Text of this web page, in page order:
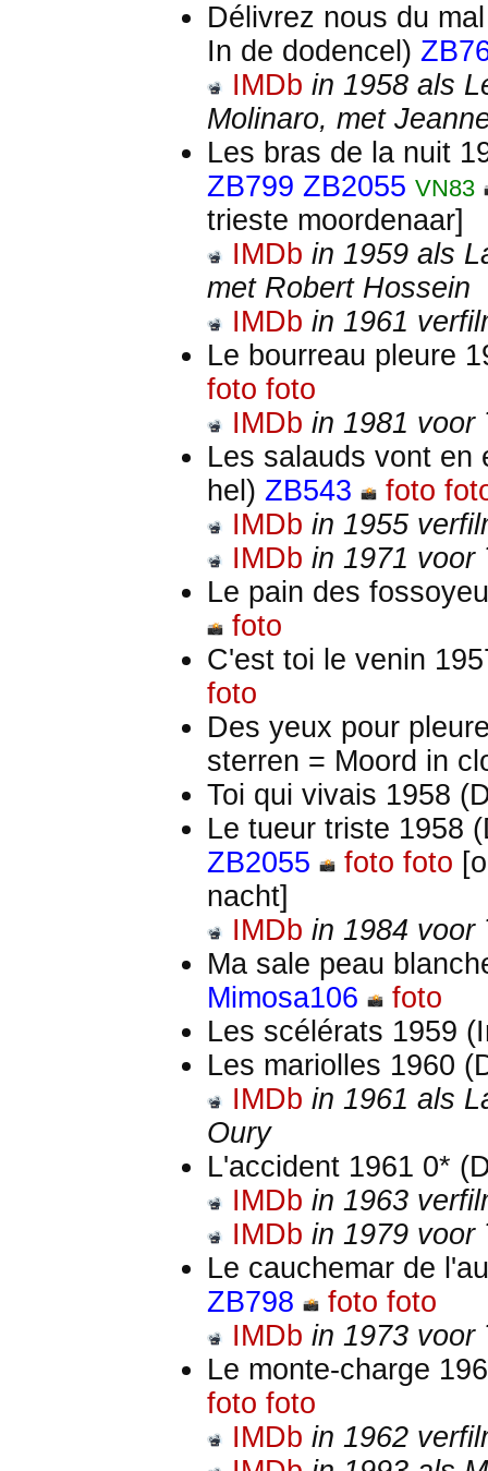
Délivrez nous du
In de dodencel)
IMDb in 1958 als
Molinaro, met
Les bras de la nuit
ZB799 ZB2055 VN83
trieste moordenaar]
IMDb in 1959 als
met Robert Hossein
IMDb in 1961
Le bourreau pleure
foto foto
IMDb in 1981 voor
Les salauds vont en
hel) ZB543 foto
IMDb in 1955
IMDb in 1971 voor
Le pain des
foto
C'est toi le venin
foto
Des yeux pour
sterren = Moord in
Toi qui vivais 1958
Le tueur triste 1958
ZB2055
foto foto
nacht]
IMDb in 1984 voor
Ma sale peau
Mimosa106
foto
Les scélérats 1959
Les mariolles 1960
IMDb in 1961 als
Oury
L'accident 1961 0*
IMDb in 1963
IMDb in 1979 voor
Le cauchemar de
ZB798
foto foto
IMDb in 1973 voor
Le monte-charge
foto foto
IMDb in 1962